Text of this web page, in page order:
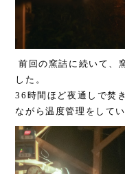
前回の窯詰に続いて、
した。
36時間ほど夜通しで焚
ながら温度管理をしてい